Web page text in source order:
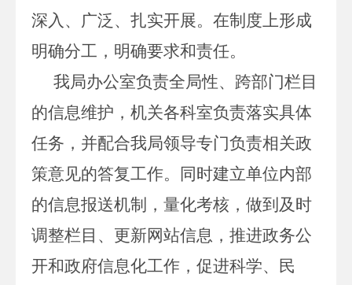
深入、广泛、扎实开展。在制度上形成
明确分工，明确要求和责任。
我局办公室负责全局性、跨部门栏目
的信息维护，机关各科室负责落实具体
任务，并配合我局领导专门负责相关政
策意见的答复工作。同时建立单位内部
的信息报送机制，量化考核，做到及时
调整栏目、更新网站信息，推进政务公
开和政府信息化工作，促进科学、民